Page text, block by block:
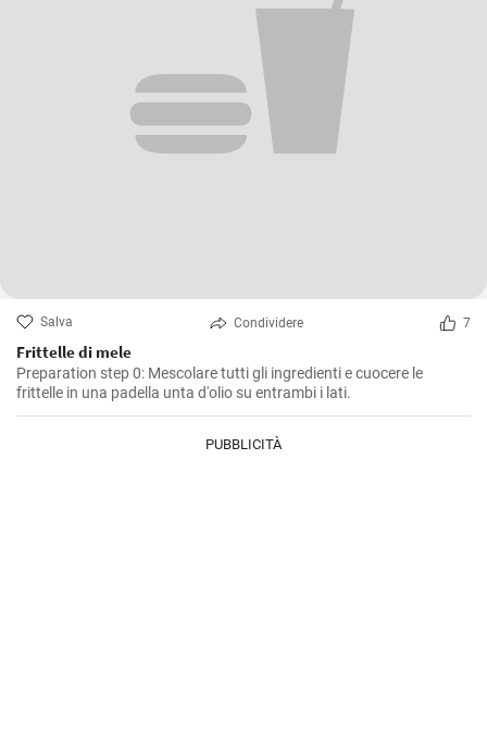
Salva Condividere 7
Frittelle di mele
Preparation step 0: Mescolare tutti gli ingredienti e cuocere le
frittelle in una padella unta d'olio su entrambi i lati.
PUBBLICITÀ